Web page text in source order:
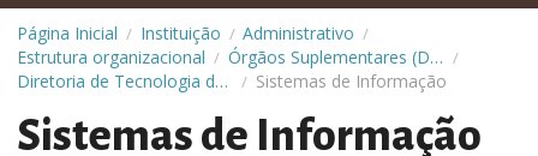
Página Inicial / Instituição / Administrativo /
Estrutura organizacional / Órgãos Suplementares (Diretorias) /
Diretoria de Tecnologia da Informação (DTI) / Sistemas de Informação
Sistemas de Informação